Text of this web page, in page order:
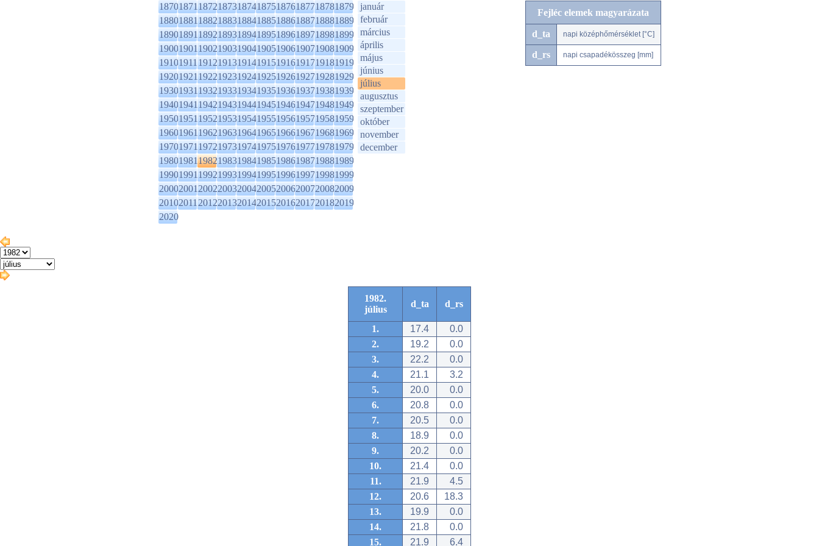
1870187118721873187418751876187718781879
1880188118821883188418851886188718881889
1890189118921893189418951896189718981899
1900190119021903190419051906190719081909
1910191119121913191419151916191719181919
1920192119221923192419251926192719281929
1930193119321933193419351936193719381939
1940194119421943194419451946194719481949
1950195119521953195419551956195719581959
1960196119621963196419651966196719681969
1970197119721973197419751976197719781979
1980198119821983198419851986198719881989
1990199119921993199419951996199719981999
2000200120022003200420052006200720082009
2010201120122013201420152016201720182019
2020
január
február
március
április
május
június
július
augusztus
szeptember
október
november
december
Fejléc elemek magyarázata
d_ta napi középhőmérséklet [°C]
d_rs napi csapadékösszeg [mm]
1982.
július
d_ta d_rs
1. 17.4
0.0
2.
19.2
0.0
3.
22.2
0.0
4.
21.1
3.2
5.
20.0
0.0
6.
20.8
0.0
7.
20.5
0.0
8.
18.9
0.0
9.
20.2
0.0
10.
21.4
0.0
11.
21.9
4.5
12.
20.6
18.3
13.
19.9
0.0
14.
21.8
0.0
15.
21.9 6.4